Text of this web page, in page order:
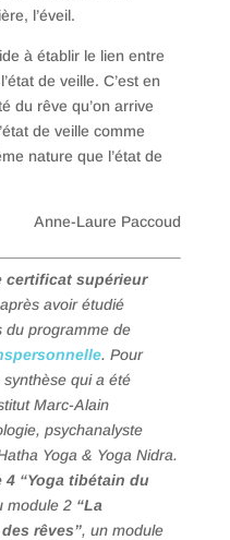
l’éveil.
à établir le lien entre
de veille. C’est en
du rêve qu’on arrive
de veille comme
nature que l’état de
Anne-Laure Paccoud
certificat supérieur
après avoir étudié
du programme de
. Pour
synthèse qui a été
Marc-Alain
psychanalyste
Yoga & Yoga Nidra.
4 “Yoga tibétain du
module 2 “La
rêves”, un module